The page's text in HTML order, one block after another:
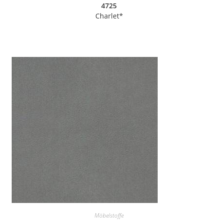
4725
Charlet*
Möbelstoffe